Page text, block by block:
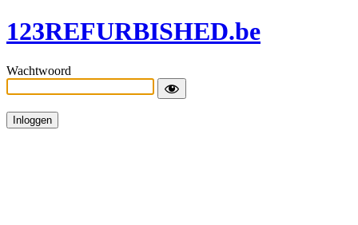
123REFURBISHED.be
Wachtwoord